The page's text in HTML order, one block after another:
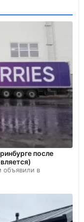
после
объявили в